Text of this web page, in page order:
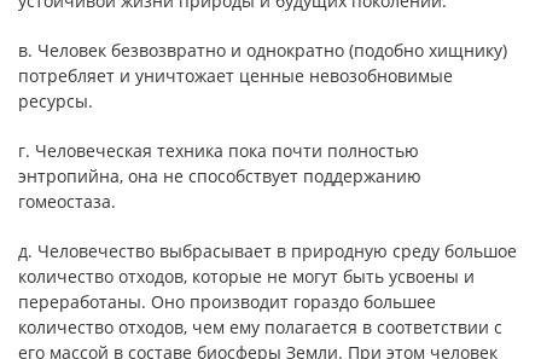
в. Человек безвозвратно и однократно (подобно хищнику)
потребляет и уничтожает ценные невозобновимые
ресурсы.
г. Человеческая техника пока почти полностью
энтропийна, она не способствует поддержанию
гомеостаза.
д. Человечество выбрасывает в природную среду большое
количество отходов, которые не могут быть усвоены и
переработаны. Оно производит гораздо большее
количество отходов, чем ему полагается в соответствии с
его массой в составе биосферы Земли. При этом человек